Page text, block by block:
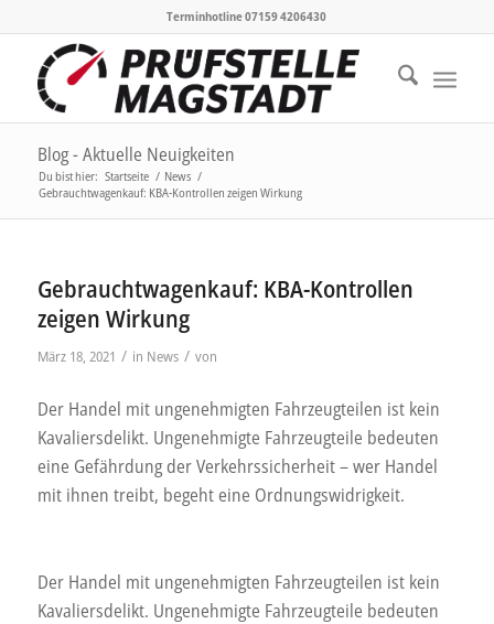
Terminhotline 07159 4206430
Blog - Aktuelle Neuigkeiten
Du bist hier: Startseite / News /
Gebrauchtwagenkauf: KBA-Kontrollen zeigen Wirkung
Gebrauchtwagenkauf: KBA-Kontrollen
zeigen Wirkung
März 18, 2021 / in News / von
Der Handel mit ungenehmigten Fahrzeugteilen ist kein
Kavaliersdelikt. Ungenehmigte Fahrzeugteile bedeuten
eine Gefährdung der Verkehrssicherheit – wer Handel
mit ihnen treibt, begeht eine Ordnungswidrigkeit.
Der Handel mit ungenehmigten Fahrzeugteilen ist kein
Kavaliersdelikt. Ungenehmigte Fahrzeugteile bedeuten